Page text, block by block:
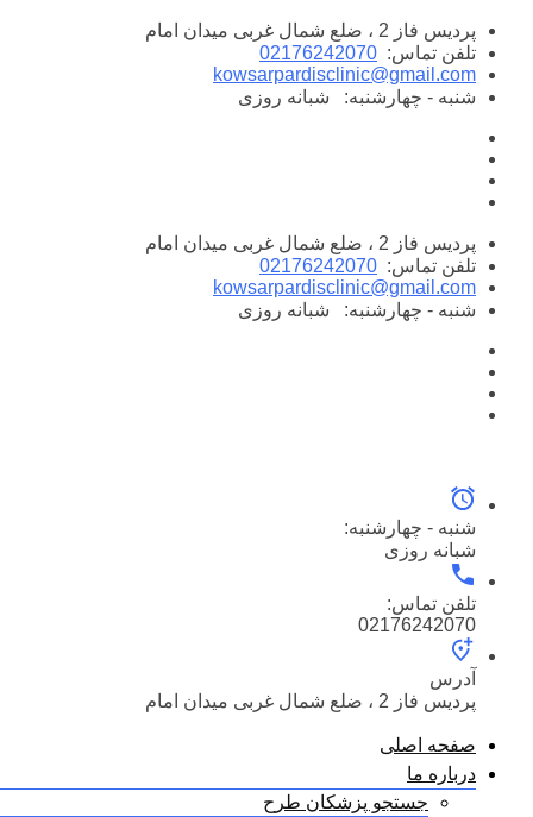
پرش
محتوا
پردیس فاز 2 ، ضلع شمال غربی میدان امام
تلفن تماس: 02176242070
kowsarpardisclinic@gmail.com
شنبه - چهارشنبه:
شبانه روزی
پردیس فاز 2 ، ضلع شمال غربی میدان امام
تلفن تماس: 02176242070
kowsarpardisclinic@gmail.com
شنبه - چهارشنبه:
شبانه روزی
شنبه - چهارشنبه:
شبانه روزی
تلفن تماس:
02176242070
آدرس
پردیس فاز 2 ، ضلع شمال غربی میدان امام
صفحه اصلی
درباره ما
جستجو پزشکان طرح